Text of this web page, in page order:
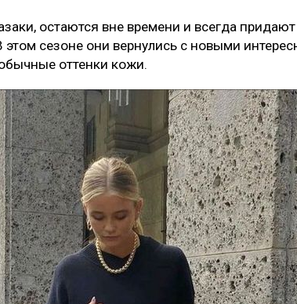
остаются вне времени и всегда
этом сезоне они вернулись с новыми
оттенки кожи.